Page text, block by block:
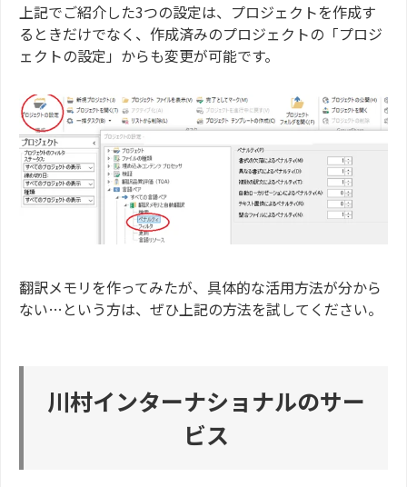
上記でご紹介した3つの設定は、プロジェクトを作成す
るときだけでなく、作成済みのプロジェクトの「プロジ
ェクトの設定」からも変更が可能です。
翻訳メモリを作ってみたが、具体的な活用方法が分から
ない…という方は、ぜひ上記の方法を試してください。
川村インターナショナルのサー
ビス